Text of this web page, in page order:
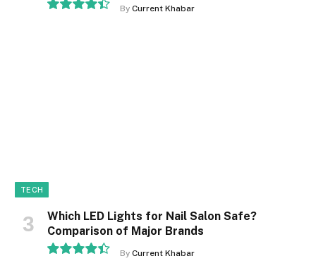
By Current Khabar
TECH
Which LED Lights for Nail Salon Safe?
Comparison of Major Brands
By Current Khabar